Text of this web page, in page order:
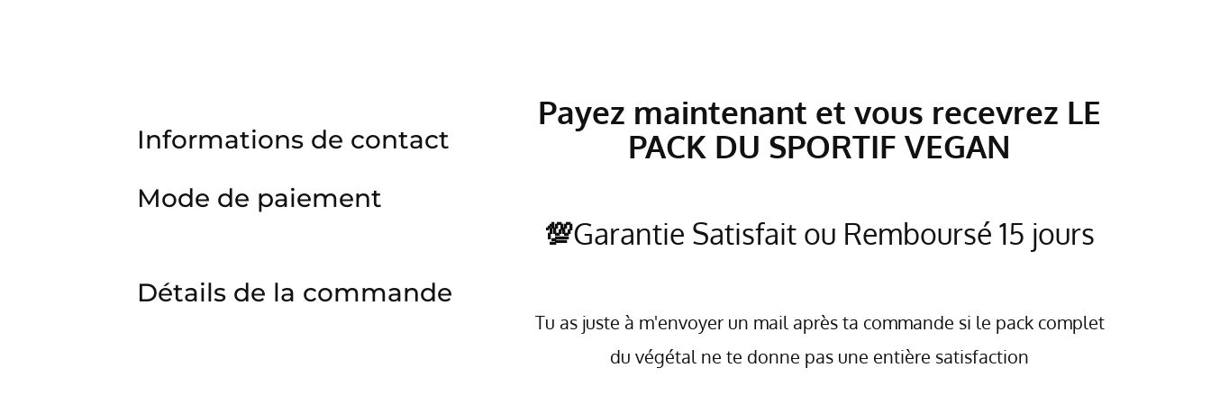
Informations de contact
Mode de paiement
Détails de la commande
Payez maintenant et vous recevrez LE
PACK DU SPORTIF VEGAN
💯Garantie Satisfait ou Remboursé 15 jours
Tu as juste à m'envoyer un mail après ta commande si le pack complet
du végétal ne te donne pas une entière satisfaction